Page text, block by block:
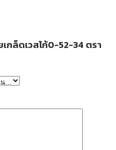
กล็ดเวสโก้0-52-34 ตรา